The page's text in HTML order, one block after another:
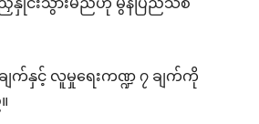
ျက်နှင့် လူမှုရေးကဏ္ဍ ၇ ချက်ကို